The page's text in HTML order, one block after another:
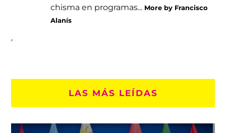
chisma en programas... More by Francisco
Alanís
LAS MÁS LEÍDAS